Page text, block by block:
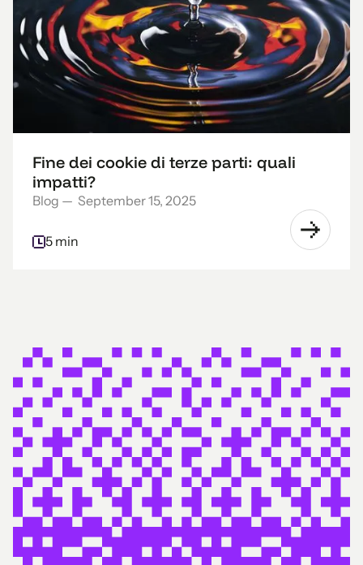
Fine dei cookie di terze parti: quali
impatti?
Blog — September 15, 2025
5 min